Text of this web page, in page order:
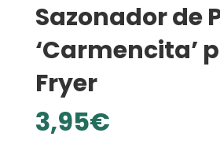
Sazonador de
‘Carmencita’
Fryer
3,95€